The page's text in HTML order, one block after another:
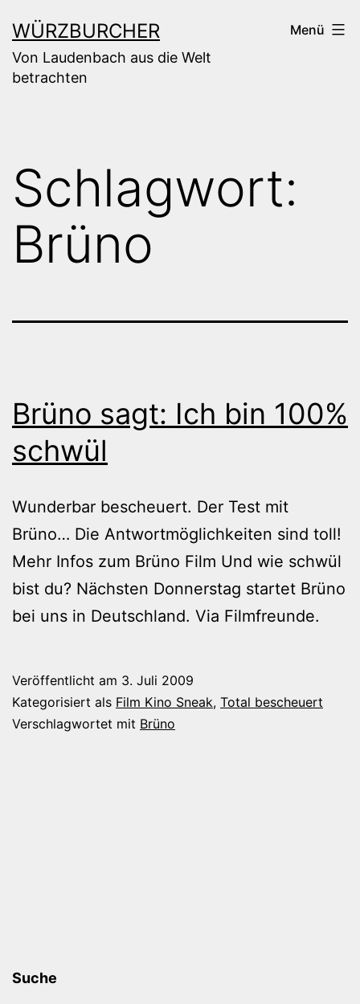
Inhalt
springen
WÜRZBURCHER
Von Laudenbach aus die Welt
betrachten
Menü
Schlagwort:
Brüno
Brüno sagt: Ich bin 100%
schwül
Wunderbar bescheuert. Der Test mit
Brüno… Die Antwortmöglichkeiten sind toll!
Mehr Infos zum Brüno Film Und wie schwül
bist du? Nächsten Donnerstag startet Brüno
bei uns in Deutschland. Via Filmfreunde.
Veröffentlicht am 3. Juli 2009
Kategorisiert als Film Kino Sneak, Total bescheuert
Verschlagwortet mit Brüno
Suche